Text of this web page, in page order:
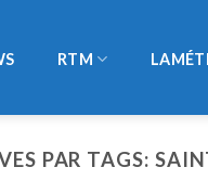
RTM
PAR TAGS: